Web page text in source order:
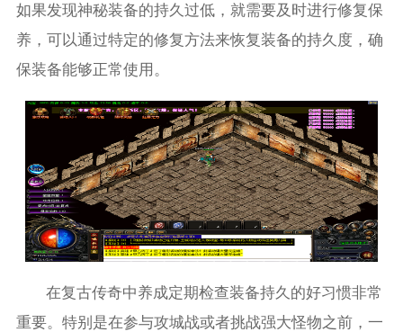
如果发现神秘装备的持久过低，就需要及时进行修复保
养，可以通过特定的修复方法来恢复装备的持久度，确
保装备能够正常使用。
在复古传奇中养成定期检查装备持久的好习惯非常
重要。特别是在参与攻城战或者挑战强大怪物之前，一